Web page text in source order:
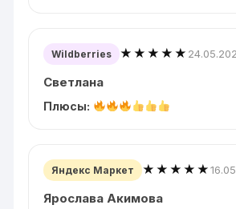
Wildberries ★★★★★
Светлана
Плюсы:
Яндекс Маркет ★★★★★
Ярослава Акимова